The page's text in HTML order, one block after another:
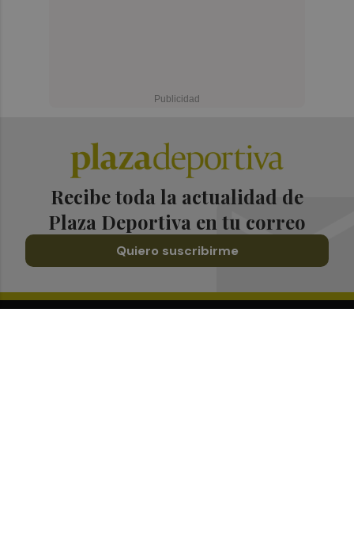
Recibe toda la actualidad de
Plaza Deportiva en tu correo
Quiero suscribirme